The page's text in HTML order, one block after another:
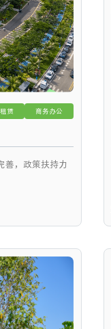
赁 商务办公
善，政策扶持力